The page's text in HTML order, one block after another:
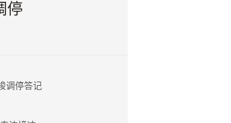
停
调停答记